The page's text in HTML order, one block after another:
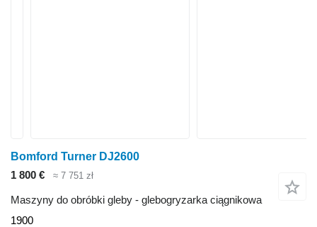
Bomford Turner DJ2600
1 800 €
≈ 7 751 zł
Maszyny do obróbki gleby - glebogryzarka ciągnikowa
1900